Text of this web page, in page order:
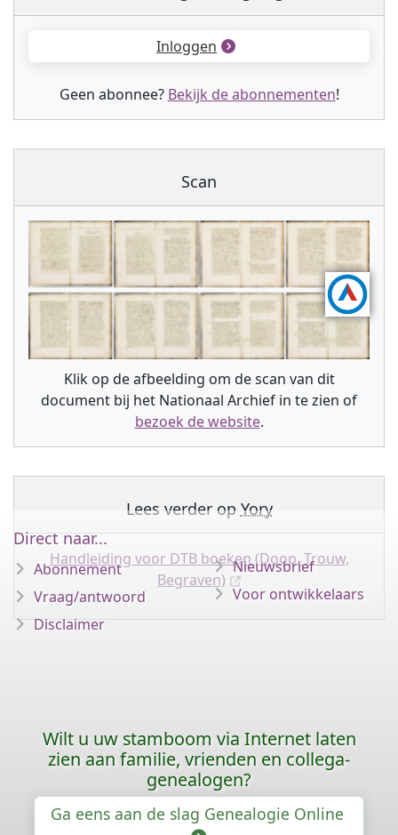
Inloggen
Geen abonnee? Bekijk de abonnementen!
Scan
Klik op de afbeelding om de scan van dit
document bij het Nationaal Archief in te zien of
bezoek de website.
Lees verder op Yory
Handleiding voor DTB boeken (Doop, Trouw,
Begraven)
Direct naar...
Abonnement
Vraag/antwoord
Disclaimer
Nieuwsbrief
Voor ontwikkelaars
Wilt u uw stamboom via Internet laten
zien aan familie, vrienden en collega-
genealogen?
Ga eens aan de slag Genealogie Online